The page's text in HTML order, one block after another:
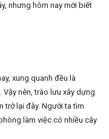
nhưng hôm nay mới biết
xung quanh đều là
nên, trào lưu xây dựng
trở lại đây. Người ta tìm
làm việc có nhiều cây